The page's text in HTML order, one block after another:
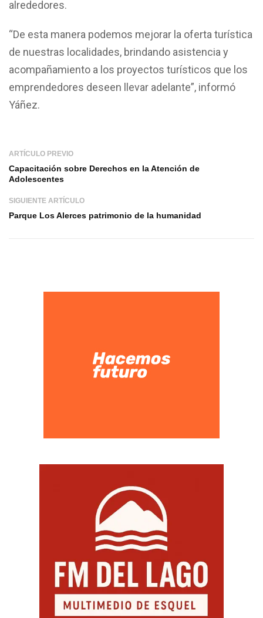
alrededores.
“De esta manera podemos mejorar la oferta turística
de nuestras localidades, brindando asistencia y
acompañamiento a los proyectos turísticos que los
emprendedores deseen llevar adelante”, informó
Yáñez.
ARTÍCULO PREVIO
Capacitación sobre Derechos en la Atención de
Adolescentes
SIGUIENTE ARTÍCULO
Parque Los Alerces patrimonio de la humanidad